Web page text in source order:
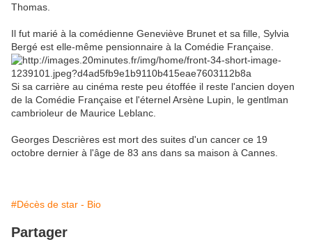
Thomas.
Il fut marié à la comédienne Geneviève Brunet et sa fille, Sylvia
Bergé est elle-même pensionnaire à la Comédie Française.
Si sa carrière au cinéma reste peu étoffée il reste l'ancien doyen
de la Comédie Française et l'éternel Arsène Lupin, le gentlman
cambrioleur de Maurice Leblanc.
Georges Descrières est mort des suites d'un cancer ce 19
octobre dernier à l'âge de 83 ans dans sa maison à Cannes.
#Décès de star - Bio
Partager